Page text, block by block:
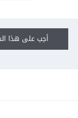
أجب على هذا